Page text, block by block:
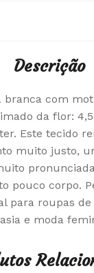
Descrição
branca com
da flor:
Este tecido
muito justo,
pouco corpo.
para roupas de
e moda